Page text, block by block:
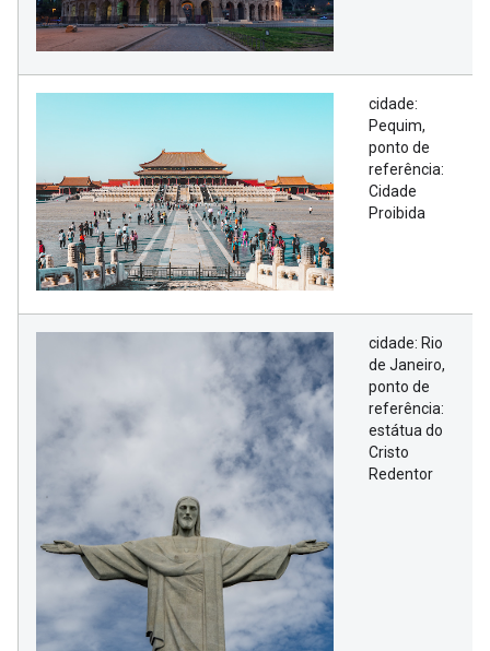
cidade:
Pequim,
ponto de
referência:
Cidade
Proibida
cidade: Rio
de Janeiro,
ponto de
referência:
estátua do
Cristo
Redentor